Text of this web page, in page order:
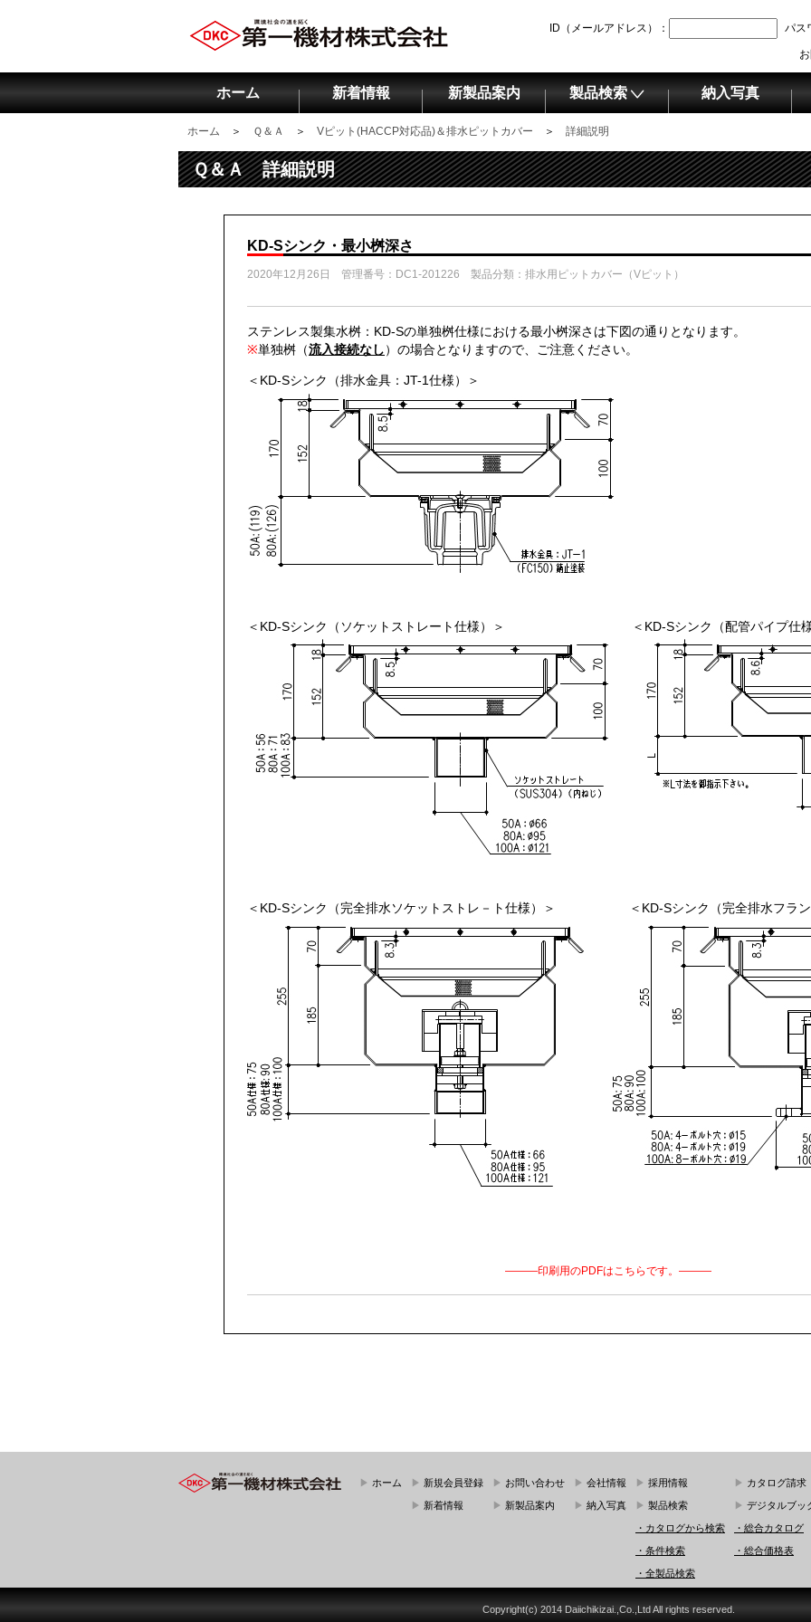
ID（メールアドレス）： パス
ホーム 新着情報 新製品案内 製品検索 納入写真
ホーム ＞ Ｑ＆Ａ ＞ Vピット(HACCP対応品)＆排水ピットカバー ＞ 詳細説明
Ｑ＆Ａ 詳細説明
KD-Sシンク・最小桝深さ
2020年12月26日 管理番号：DC1-201226 製品分類：排水用ピットカバー（Vピット）
ステンレス製集水桝：KD-Sの単独桝仕様における最小桝深さは下図の通りとなります。
※単独桝（流入接続なし）の場合となりますので、ご注意ください。
＜KD-Sシンク（排水金具：JT-1仕様）＞
＜KD-Sシンク（ソケットストレート仕様）＞ ＜KD-Sシンク（配管パイプ仕
＜KD-Sシンク（完全排水ソケットストレ－ト仕様）＞ ＜KD-Sシンク（完全排水フラ
―――印刷用のPDFはこちらです。―――
▶ ホーム ▶ 新規会員登録
▶ 新着情報
▶ お問い合わせ
▶ 新製品案内
▶ 会社情報
▶ 納入写真
▶ 採用情報
▶ 製品検索
・カタログから検索
・条件検索
・全製品検索
▶ カタログ請求
▶ デジタルブッ
・総合カタログ
・総合価格表
Copyright(c) 2014 Daiichikizai.,Co.,Ltd All rights reserved.